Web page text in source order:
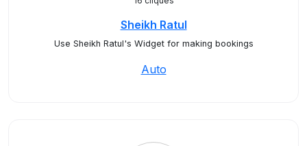
Sheikh Ratul
Use Sheikh Ratul's Widget for making bookings
Auto